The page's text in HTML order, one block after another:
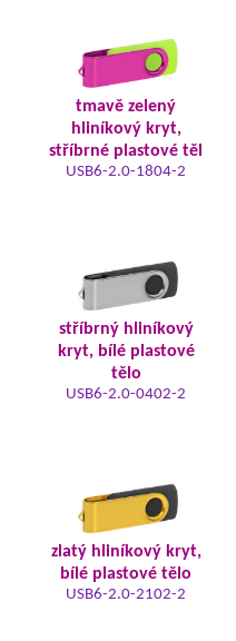
tmavě zelený
hliníkový kryt,
stříbrné plastové těl
USB6-2.0-1804-2
stříbrný hliníkový
kryt, bílé plastové
tělo
USB6-2.0-0402-2
zlatý hliníkový kryt,
bílé plastové tělo
USB6-2.0-2102-2